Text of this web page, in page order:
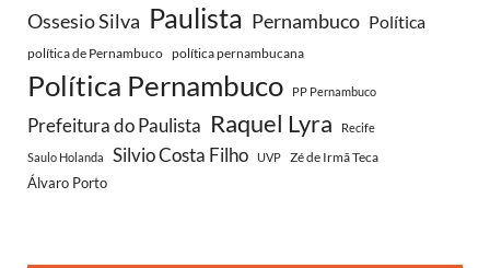
Ossesio Silva Paulista Pernambuco Política
política de Pernambuco política pernambucana
Política Pernambuco PP Pernambuco
Prefeitura do Paulista Raquel Lyra Recife
Saulo Holanda Silvio Costa Filho UVP Zé de Irmã Teca
Álvaro Porto